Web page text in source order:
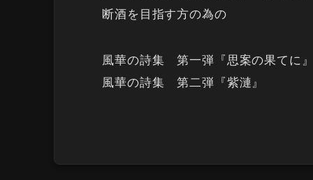
断酒を目指す方の為の
風華の詩集 第一弾『思案の果てに』
風華の詩集 第二弾『紫漣』